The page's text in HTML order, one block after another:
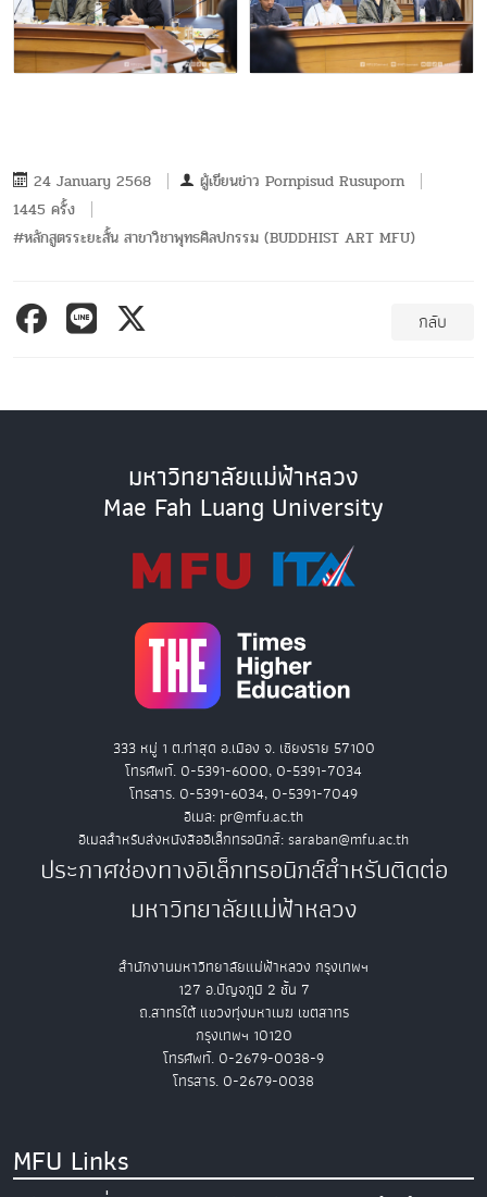
24 January 2568 ผู้เขียนข่าว Pornpisud Rusuporn
1445 ครั้ง
#หลักสูตรระยะสั้น สาขาวิชาพุทธศิลปกรรม (BUDDHIST ART MFU)
กลับ
มหาวิทยาลัยแม่ฟ้าหลวง
Mae Fah Luang University
333 หมู่ 1 ต.ท่าสุด อ.เมือง จ. เชียงราย 57100
โทรศัพท์. 0-5391-6000, 0-5391-7034
โทรสาร. 0-5391-6034, 0-5391-7049
อีเมล: pr@mfu.ac.th
อีเมลสำหรับส่งหนังสืออิเล็กทรอนิกส์: saraban@mfu.ac.th
ประกาศช่องทางอิเล็กทรอนิกส์สำหรับติดต่อ
มหาวิทยาลัยแม่ฟ้าหลวง
สำนักงานมหาวิทยาลัยแม่ฟ้าหลวง กรุงเทพฯ
127 อ.ปัญจภูมิ 2 ชั้น 7
ถ.สาทรใต้ แขวงทุ่งมหาเมฆ เขตสาทร
กรุงเทพฯ 10120
โทรศัพท์. 0-2679-0038-9
โทรสาร. 0-2679-0038
MFU Links